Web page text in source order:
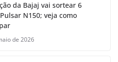
da Bajaj vai sortear 6
N150; veja como
de 2026